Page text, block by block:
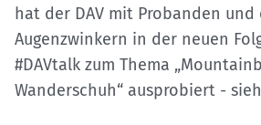
hat der DAV mit Probanden und
Augenzwinkern in der neuen
#DAVtalk zum Thema
Wanderschuh“ ausprobiert -